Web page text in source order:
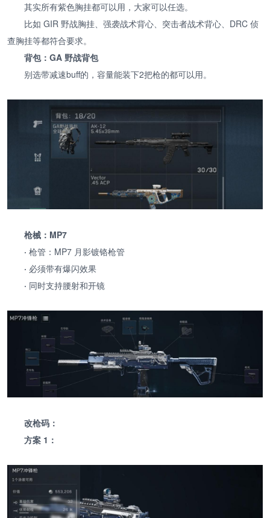
其实所有紫色胸挂都可以用，大家可以任选。
比如 GIR 野战胸挂、强袭战术背心、突击者战术背心、DRC 侦
查胸挂等都符合要求。
背包：GA 野战背包
别选带减速buff的，容量能装下2把枪的都可以用。
枪械：MP7
· 枪管：MP7 月影镀铬枪管
· 必须带有爆闪效果
· 同时支持腰射和开镜
改枪码：
方案 1：